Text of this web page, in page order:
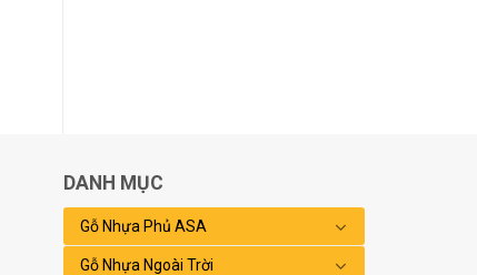
DANH MỤC
Gỗ Nhựa Phủ ASA
Gỗ Nhựa Ngoài Trời